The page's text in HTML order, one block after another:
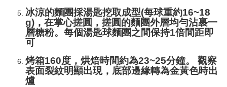
冰涼的麵團採湯匙挖取成型(每球重約16~18
g)，在掌心搓圓，搓圓的麵團外層均勻沾裹一
層糖粉。每個湯匙球麵團之間保持1倍間距即
可
烤箱160度，烘焙時間約為23~25分鐘。 觀察
表面裂紋明顯出現，底部邊緣轉為金黃色時出
爐